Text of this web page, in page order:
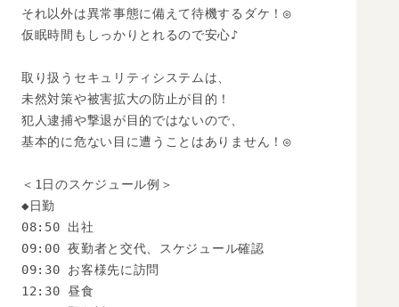
それ以外は異常事態に備えて待機するダケ！◎
仮眠時間もしっかりとれるので安心♪
取り扱うセキュリティシステムは、
未然対策や被害拡大の防止が目的！
犯人逮捕や撃退が目的ではないので、
基本的に危ない目に遭うことはありません！◎
＜1日のスケジュール例＞
◆日勤
08:50 出社
09:00 夜勤者と交代、スケジュール確認
09:30 お客様先に訪問
12:30 昼食